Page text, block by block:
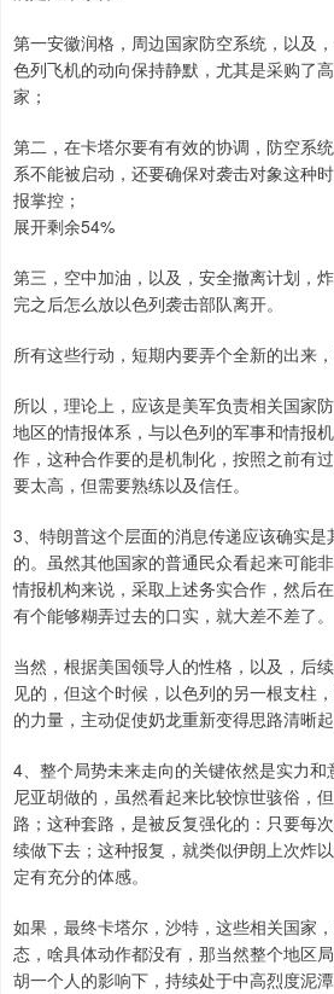
第一安徽润格，周边国家防空系统，以及
色列飞机的动向保持静默，尤其是采购了
家；
第二，在卡塔尔要有有效的协调，防空系
系不能被启动，还要确保对袭击对象这种
报掌控；
展开剩余54%
第三，空中加油，以及，安全撤离计划，
完之后怎么放以色列袭击部队离开。
所有这些行动，短期内要弄个全新的出来，
所以，理论上，应该是美军负责相关国家
地区的情报体系，与以色列的军事和情报
作，这种合作要的是机制化，按照之前有
要太高，但需要熟练以及信任。
3、特朗普这个层面的消息传递应该确实
的。虽然其他国家的普通民众看起来可能
情报机构来说，采取上述务实合作，然后
有个能够糊弄过去的口实，就大差不差了。
当然，根据美国领导人的性格，以及，后
见的，但这个时候，以色列的另一根支柱
的力量，主动促使奶龙重新变得思路清晰起
4、整个局势未来走向的关键依然是实力
尼亚胡做的，虽然看起来比较惊世骇俗，
路；这种套路，是被反复强化的：只要每
续做下去；这种报复，就类似伊朗上次炸
定有充分的体感。
如果，最终卡塔尔，沙特，这些相关国家
态，啥具体动作都没有，那当然整个地区
胡一个人的影响下，持续处于中高烈度泥潭